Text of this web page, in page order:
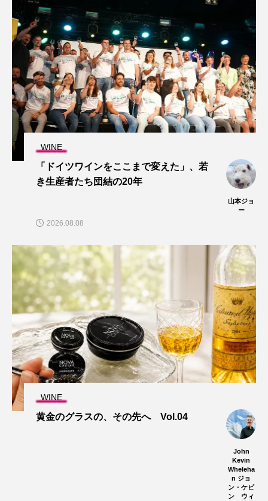
WINE
「ドイツワインをここまで変えた」、若
き生産者たち団結の20年
山本ジョ
ー
2026.08.08
WINE
黄金のグラスの、その先へ Vol.04
John
Kevin
Wheleha
n ジョ
ン・ケビ
ン ウィ